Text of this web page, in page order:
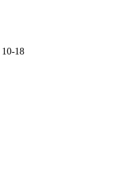
10-18